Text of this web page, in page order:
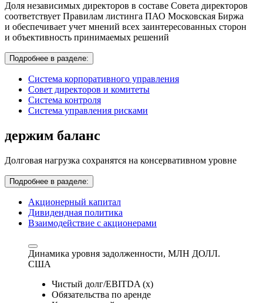
Доля независимых директоров в составе Совета директоров
соответствует Правилам листинга ПАО Московская Биржа
и обеспечивает учет мнений всех заинтересованных сторон
и объективность принимаемых решений
Подробнее в разделе:
Система корпоративного управления
Совет директоров и комитеты
Система контроля
Система управления рисками
держим баланс
Долговая нагрузка сохранятся на консервативном уровне
Подробнее в разделе:
Акционерный капитал
Дивидендная политика
Взаимодействие с акционерами
Динамика уровня задолженности, МЛН ДОЛЛ.
США
Чистый долг/EBITDA (x)
Обязательства по аренде